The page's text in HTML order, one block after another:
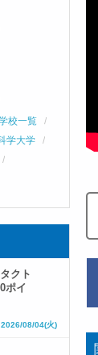
校一覧
学大学
クト
ポイ
2026/08/04(火)